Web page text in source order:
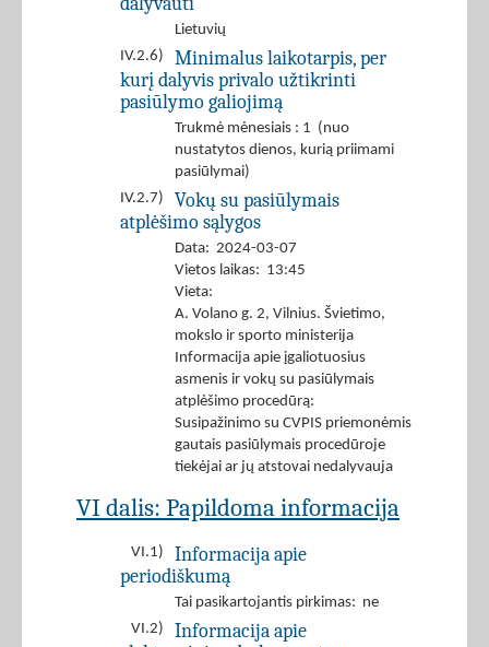
Lietuvių
IV.2.6)
Minimalus laikotarpis, per
kurį dalyvis privalo užtikrinti
pasiūlymo galiojimą
Trukmė mėnesiais : 1 (nuo
nustatytos dienos, kurią priimami
pasiūlymai)
IV.2.7)
Vokų su pasiūlymais
atplėšimo sąlygos
Data: 2024-03-07
Vietos laikas: 13:45
Vieta:
A. Volano g. 2, Vilnius. Švietimo,
mokslo ir sporto ministerija
Informacija apie įgaliotuosius
asmenis ir vokų su pasiūlymais
atplėšimo procedūrą:
Susipažinimo su CVPIS priemonėmis
gautais pasiūlymais procedūroje
tiekėjai ar jų atstovai nedalyvauja
VI dalis: Papildoma informacija
VI.1)
Informacija apie
periodiškumą
Tai pasikartojantis pirkimas: ne
VI.2)
Informacija apie